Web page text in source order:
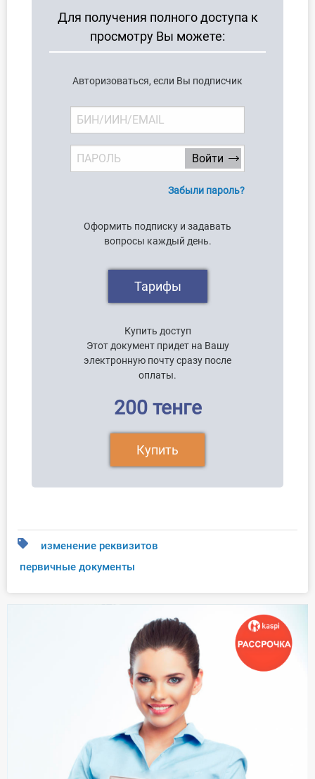
Для получения полного доступа к
просмотру Вы можете:
Авторизоваться, если Вы подписчик
Забыли пароль?
Оформить подписку и задавать
вопросы каждый день.
Тарифы
Купить доступ
Этот документ придет на Вашу
электронную почту сразу после
оплаты.
200 тенге
Купить
изменение реквизитов
первичные документы